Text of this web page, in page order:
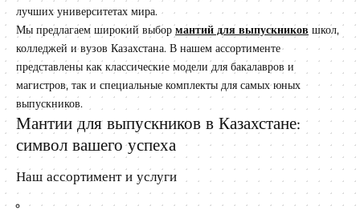
лучших университетах мира.
Мы предлагаем широкий выбормантий для выпускников школ,
колледжей и вузов Казахстана. В нашем ассортименте
представлены как классические модели для бакалавров и
магистров, так и специальные комплекты для самых юных
выпускников.
Мантии для выпускников в Казахстане:
символ вашего успеха
Наш ассортимент и услуги